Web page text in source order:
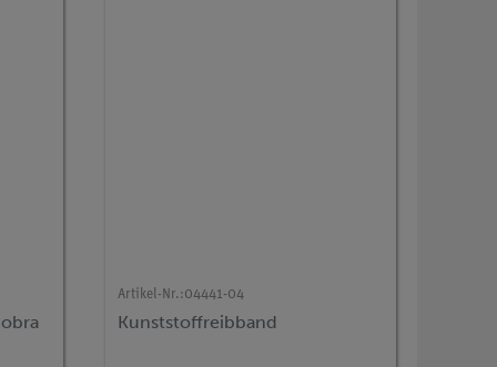
Artikel-Nr.:04441-04
Kunststoffreibband